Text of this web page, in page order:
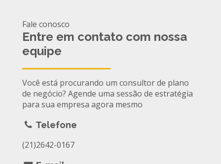
Fale conosco
Entre em contato com nossa
equipe
Você está procurando um consultor de plano
de negócio? Agende uma sessão de estratégia
para sua empresa agora mesmo
Telefone
(21)2642-0167